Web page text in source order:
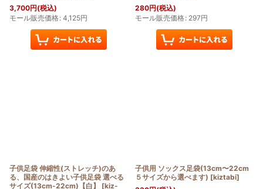
3,700円(税込)
モール販売価格: 4,125円
280円(税込)
モール販売価格: 297円
子供足袋 伸縮性(ストレッチ)のあ
る、国産のはきよい子供足袋 選べる
サイズ(13cm-22cm)【白】
[kiz-
子供用 ソックス足袋(13cm〜22cm
５サイズから選べます) [kiztabi]